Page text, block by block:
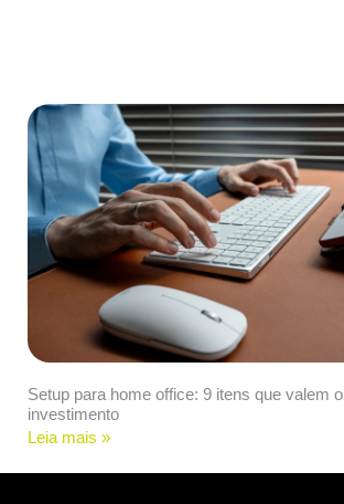
Setup para home office: 9 itens que valem o
investimento
Leia mais »